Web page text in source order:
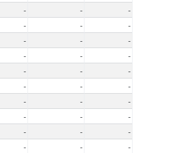
- -
-
- -
-
- -
-
- -
-
- -
-
- -
-
- -
-
- -
-
- -
-
- -
-